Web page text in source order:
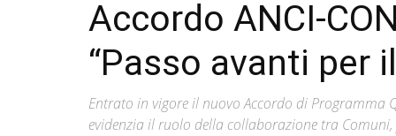
Accordo ANCI-
“Passo avanti per
Entrato in vigore il nuovo Accordo di Programma
evidenzia il ruolo della collaborazione tra